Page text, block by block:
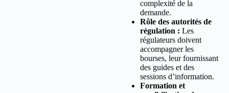
complexité de la
demande.
Rôle des autorités de
régulation : Les
régulateurs doivent
accompagner les
bourses, leur fournissant
des guides et des
sessions d’information.
Formation et